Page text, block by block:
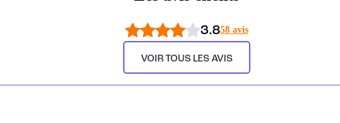
3.858 avis
VOIR TOUS LES AVIS